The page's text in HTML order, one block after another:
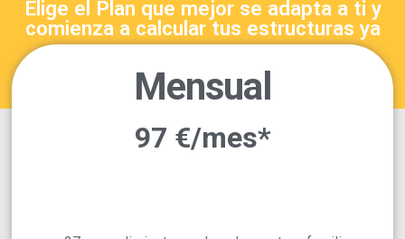
Elige el Plan que mejor se adapta a ti y
comienza a calcular tus estructuras ya
Mensual
97 €/mes*